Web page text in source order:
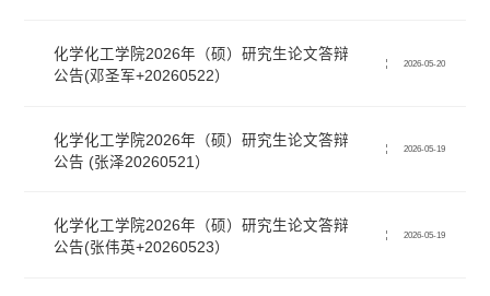
化学化工学院2026年（硕）研究生论文答辩
公告(邓圣军+20260522）
2026-05-20
化学化工学院2026年（硕）研究生论文答辩
公告 (张泽20260521）
2026-05-19
化学化工学院2026年（硕）研究生论文答辩
公告(张伟英+20260523）
2026-05-19